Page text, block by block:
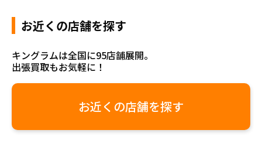
お近くの店舗を探す
キングラムは全国に95店舗展開。
出張買取もお気軽に！
お近くの店舗を探す